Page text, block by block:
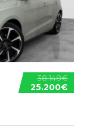
38.148€
25.200€